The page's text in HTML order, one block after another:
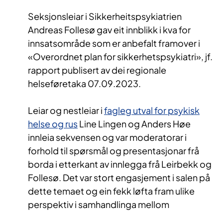
Seksjonsleiar i Sikkerheitspsykiatrien
Andreas Follesø gav eit innblikk i kva for
innsatsområde som er anbefalt framover i
«Overordnet plan for sikkerhetspsykiatri», jf.
rapport publisert av dei regionale
helseføretaka 07.09.2023.
Leiar og nestleiar ifagleg utval for psykisk
helse og rusLine Lingen og Anders Høe
innleia sekvensen og var moderatorar i
forhold til spørsmål og presentasjonar frå
borda i etterkant av innlegga frå Leirbekk og
Follesø. Det var stort engasjement i salen på
dette temaet og ein fekk løfta fram ulike
perspektiv i samhandlinga mellom